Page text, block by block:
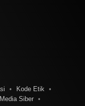
Kode Etik
Siber